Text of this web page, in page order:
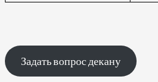
Задать вопрос декану